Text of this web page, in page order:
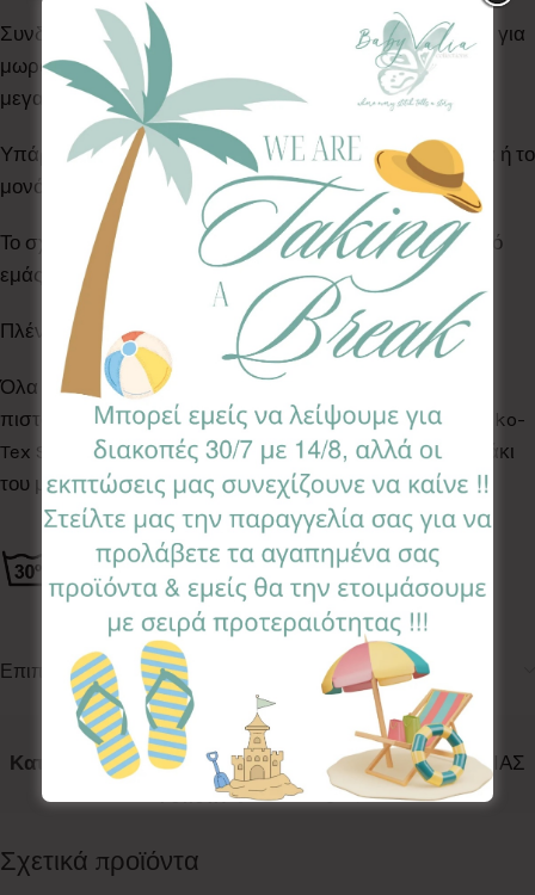
Συνδυάστε την με την θήκη για μωρομάντηλα ή τη θήκη για
μωρομάντηλα & πάνες της ίδιας σειράς. Διαθέσιμο σε
μεγαλη ποικιλία σχεδίων.
Υπάρχει δυνατότητα να προστεθεί τρέσσα με διχρωμία ή το
μονόγραμμα του παιδιού.
Το σχέδιο στο εσωτερικό συνδυάζεται & επιλέγεται από
εμάς βάση διαθεσιμότητας.
Πλένεται στο πλυντήριο στους 30°C
Όλα τα Υφάσματα της συλλογής μας είναι ελεγμένα &
πιστοποιημένα για βλαβερές ουσίες σύμφωνα με το Oeko-
Tex Standard 100, κατάλληλα για το ευαίσθητο δερματάκι
του μωρού σας
Επιπλέον πληροφορίες
Κωδικός προϊόντος:
HBC-MYS
Κατηγορίες: ACCESSORIES, ΘΗΚΕΣ ΒΙΒΛΙΑΡΙΟΥ ΥΓΕΙΑΣ
Follow:
Σχετικά προϊόντα